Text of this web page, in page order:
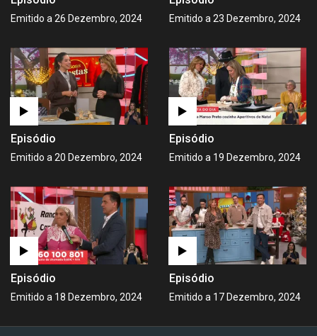
Emitido a 26 Dezembro, 2024 Emitido a 23 Dezembro, 2024
Episódio
Emitido a 20 Dezembro, 2024
Episódio
Emitido a 19 Dezembro, 2024
Episódio
Emitido a 18 Dezembro, 2024
Episódio
Emitido a 17 Dezembro, 2024